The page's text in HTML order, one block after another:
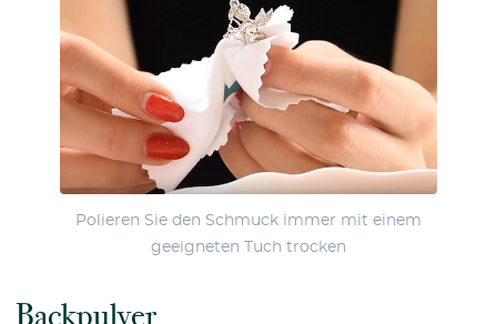
Polieren Sie den Schmuck immer mit einem
geeigneten Tuch trocken